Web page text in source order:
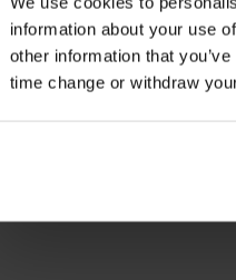
information about your use
other information that
time change or withdraw
semana. Vístete smart-casual
si buscas algo suave o algo
ribera y las luces del distrito
Unido